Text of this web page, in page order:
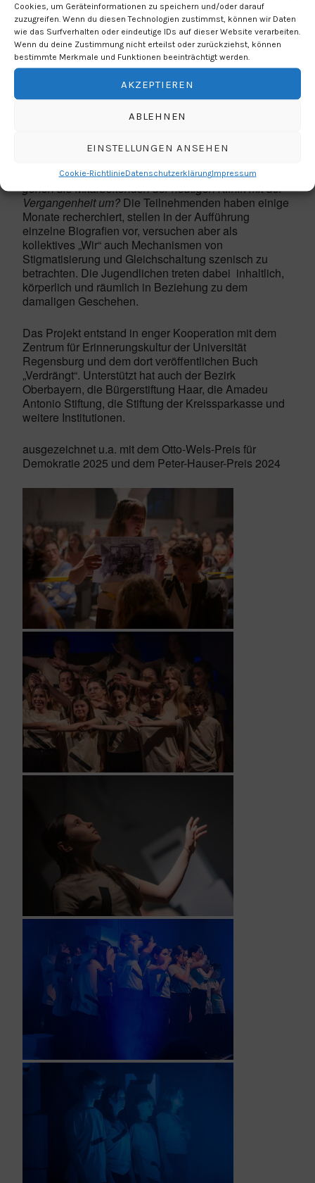
Cookies, um Geräteinformationen zu speichern und/oder darauf
zuzugreifen. Wenn du diesen Technologien zustimmst, können wir Daten
wie das Surfverhalten oder eindeutige IDs auf dieser Website verarbeiten.
Wenn du deine Zustimmung nicht erteilst oder zurückziehst, können
bestimmte Merkmale und Funktionen beeinträchtigt werden.
AKZEPTIEREN
ABLEHNEN
EINSTELLUNGEN ANSEHEN
Cookie-RichtlinieDatenschutzerklärungImpressum
In der Aufführung «STIMMEN» setzen sich 25 junge
Menschen mit dersystematischen Ermordung von
Menschen mit psychischen Erkrankungen oder
Behinderungen während des Nationalsozialismus
(„Euthanasie“) auseinander, die zwischen 1941 und
1945 in ihrem Schulort in der dortigen „Heil- und
Pflegeanstalt“ stattfand.
geleistete Widerstand, werden in der
gewusst? Gab es noch Momente des Glücks? Wie
gehen die Mitarbeitenden der heutigen Klinik mit der
Vergangenheit um? Die Teilnehmenden haben einige
Monate recherchiert, stellen in der Aufführung
einzelne Biografien vor, versuchen aber als
kollektives „Wir“ auch Mechanismen von
Stigmatisierung und Gleichschaltung szenisch zu
betrachten. Die Jugendlichen treten dabei inhaltlich,
körperlich und räumlich in Beziehung zu dem
damaligen Geschehen.
Das Projekt entstand in enger Kooperation mit dem
Zentrum für Erinnerungskultur der Universität
Regensburg und dem dort veröffentlichen Buch
„Verdrängt“. Unterstützt hat auch der Bezirk
Oberbayern, die Bürgerstiftung Haar, die Amadeu
Antonio Stiftung, die Stiftung der Kreissparkasse und
weitere Institutionen.
ausgezeichnet u.a. mit dem Otto-Wels-Preis für
Demokratie 2025 und dem Peter-Hauser-Preis 2024